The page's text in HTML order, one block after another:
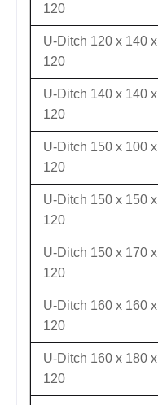
120
U-Ditch 120 x 140 x
120
U-Ditch 140 x 140 x
120
U-Ditch 150 x 100 x
120
U-Ditch 150 x 150 x
120
U-Ditch 150 x 170 x
120
U-Ditch 160 x 160 x
120
U-Ditch 160 x 180 x
120